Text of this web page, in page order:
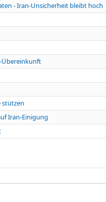
- Iran-Unsicherheit bleibt hoch
Übereinkunft
stützen
Iran-Einigung